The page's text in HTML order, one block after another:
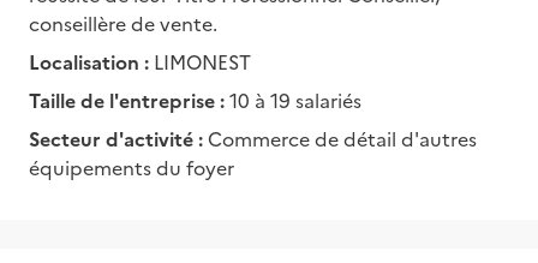
conseillère de vente.
Localisation : LIMONEST
Taille de l'entreprise :10 à 19 salariés
Secteur d'activité : Commerce de détail d'autres
équipements du foyer